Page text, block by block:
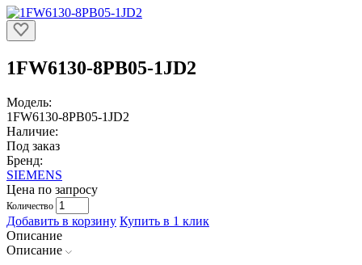
1FW6130-8PB05-1JD2
Модель:
1FW6130-8PB05-1JD2
Наличие:
Под заказ
Бренд:
SIEMENS
Цена по запросу
Количество
Добавить в корзину Купить в 1 клик
Описание
Описание